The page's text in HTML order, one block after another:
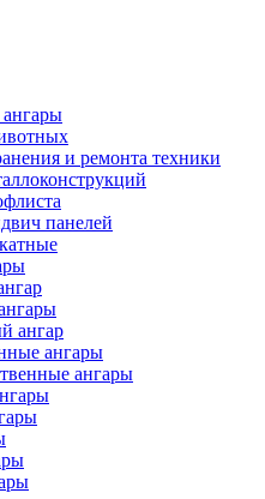
и ремонта техники
панелей
ангар
ангары
ангары